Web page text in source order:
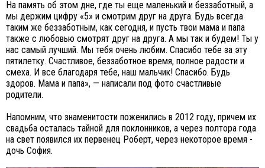
На память об этом дне, где ты еще маленький и беззаботный, а
мы держим цифру «5» и смотрим друг на друга. Будь всегда
таким же беззаботным, как сегодня, и пусть твои мама и папа
также с любовью смотрят друг на друга. А мы так и будем! Ты у
нас самый лучший. Мы тебя очень любим. Спасибо тебе за эту
пятилетку. Счастливое, беззаботное время, полное радости и
смеха. И все благодаря тебе, наш мальчик! Спасибо. Будь
здоров. Мама и папа», — написали под фото счастливые
родители.
Напомним, что знаменитости поженились в 2012 году, причем их
свадьба осталась тайной для поклонников, а через полтора года
на свет появился их первенец Роберт, через некоторое время -
дочь София.